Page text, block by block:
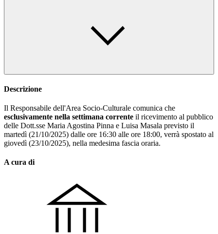
Descrizione
Il Responsabile dell'Area Socio-Culturale comunica che
esclusivamente nella settimana corrente il ricevimento al pubblico
delle Dott.sse Maria Agostina Pinna e Luisa Masala previsto il
martedì (21/10/2025) dalle ore 16:30 alle ore 18:00, verrà spostato al
giovedì (23/10/2025), nella medesima fascia oraria.
A cura di